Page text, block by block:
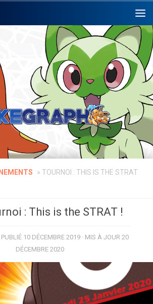
» TOURNOI : THIS IS THE STRAT
: This is the STRAT !
PUBLIÉ 10 DÉCEMBRE 2019· MIS À JOUR 20
DÉCEMBRE 2020